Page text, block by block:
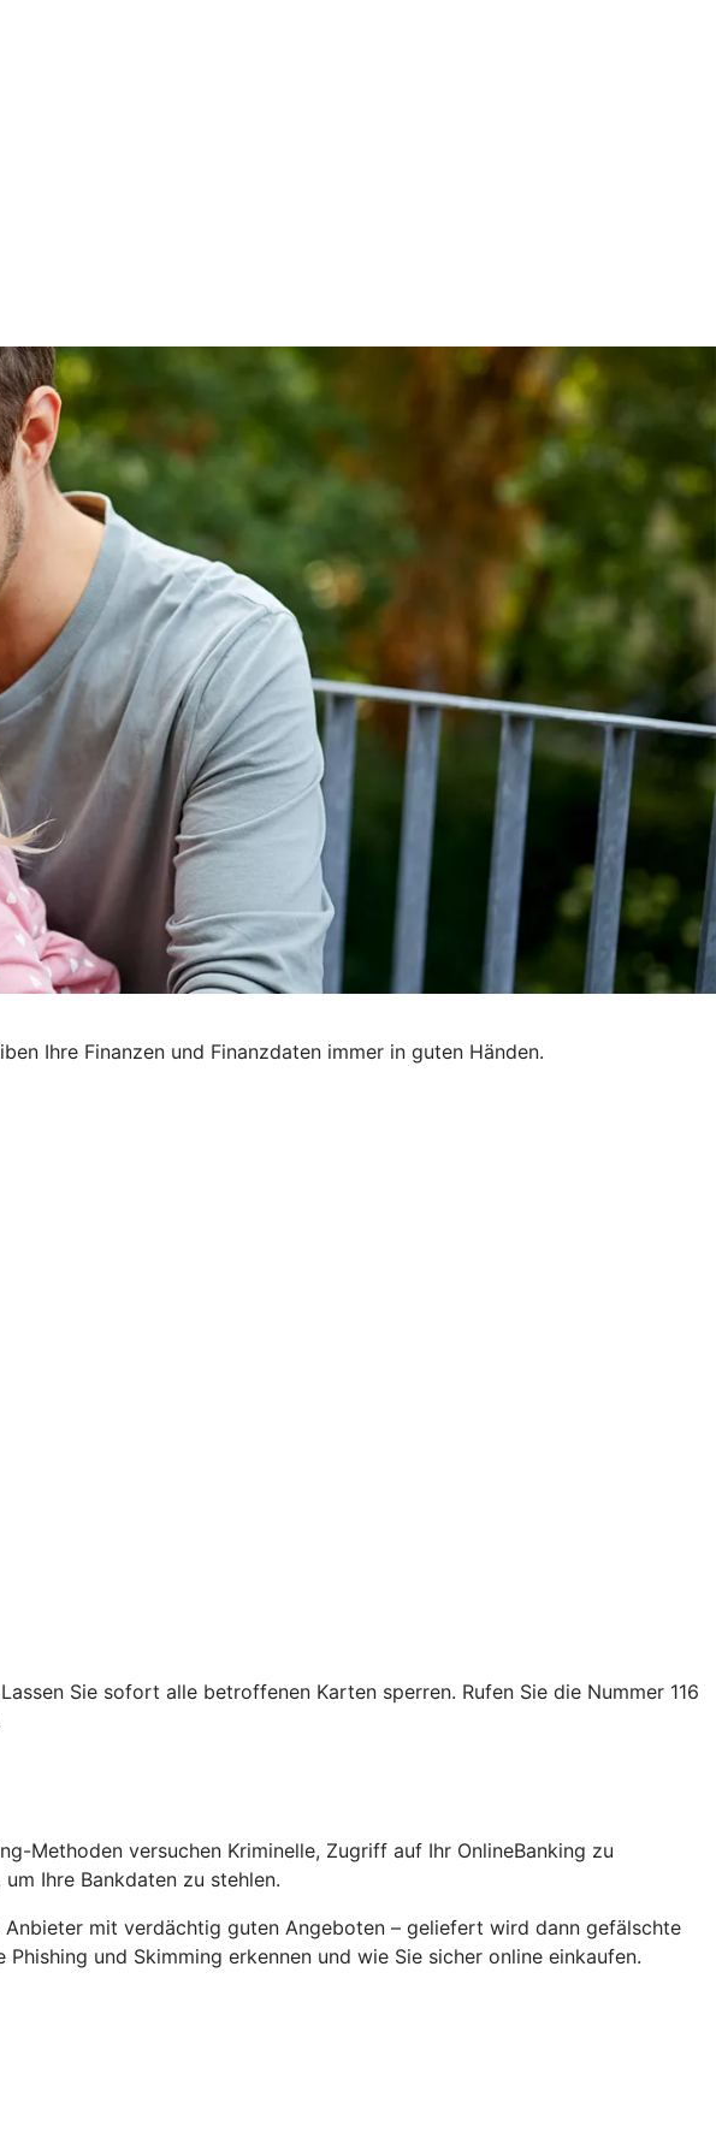
Ihre Finanzen und Finanzdaten immer in guten Händen.
Sie sofort alle betroffenen Karten sperren. Rufen Sie die Nummer 116
Methoden versuchen Kriminelle, Zugriff auf Ihr OnlineBanking zu
Ihre Bankdaten zu stehlen.
mit verdächtig guten Angeboten – geliefert wird dann gefälschte
und Skimming erkennen und wie Sie sicher online einkaufen.